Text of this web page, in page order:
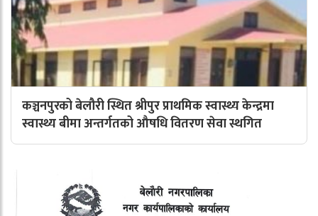
कञ्चनपुरको बेलौरी स्थित श्रीपुर प्राथमिक स्वास्थ्य केन्द्रमा
स्वास्थ्य बीमा अन्तर्गतको औषधि वितरण सेवा स्थगित